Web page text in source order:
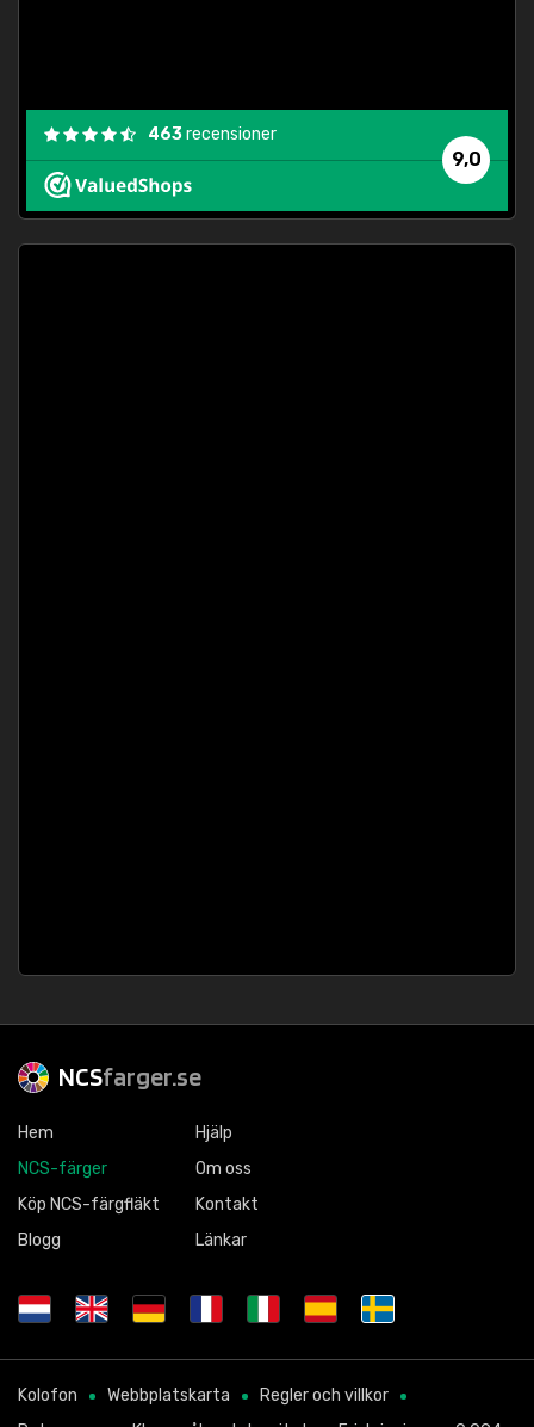
9,0
463recensioner
NCSfarger.se
Hem
NCS-färger
Köp NCS-färgfläkt
Blogg
Hjälp
Om oss
Kontakt
Länkar
Kolofon Webbplatskarta
Regler och villkor